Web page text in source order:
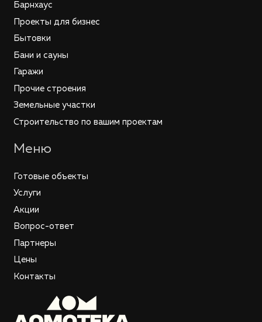
Барнхаус
Проекты для бизнес
Бытовки
Бани и сауны
Гаражи
Прочие строения
Земельные участки
Строительство по вашим проектам
Меню
Готовые объекты
Услуги
Акции
Вопрос-ответ
Партнеры
Цены
Контакты